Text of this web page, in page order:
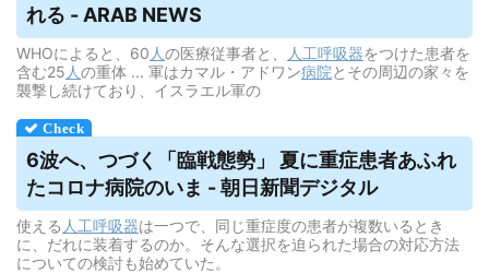
れる - ARAB NEWS
WHOによると、60 人の医療従事者と、 人工呼吸器をつけた患者を
含む25 人の重体 ... 軍はカマル・アドワン病院とその周辺の家々を
襲撃し続けており、イスラエル軍の
6波へ、つづく「臨戦態勢」 夏に重症患者あふれ
たコロナ病院のいま - 朝日新聞デジタル
使える 人工呼吸器は一つで、同じ重症度の患者が複数いるとき
に、だれに装着するのか。そんな選択を迫られた場合の対応方法
についての検討も始めていた。